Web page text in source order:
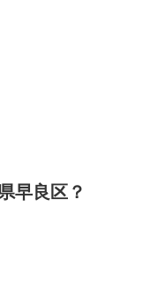
早良区？